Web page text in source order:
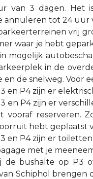
van 3 dagen. Het
annuleren tot 24 uur
vrij
waar je hebt
mogelijk
in de
en de snelweg. Voor
en P4 zijn er
en P4 zijn er
vooraf reserveren.
hebt geplaatst
en P4 zijn er toiletten.
met je
de bushalte op P3
Schiphol brengen